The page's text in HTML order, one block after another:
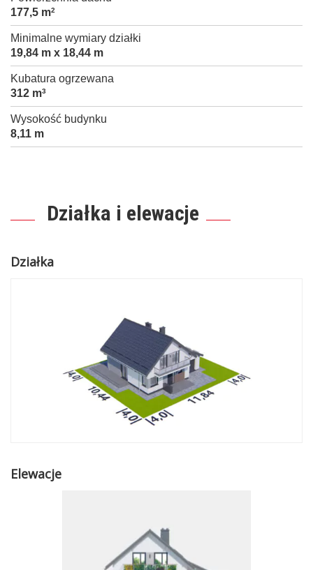
177,5 m2
Minimalne wymiary działki
19,84 m x 18,44 m
Kubatura ogrzewana
312 m3
Wysokość budynku
8,11 m
Działka i elewacje
Działka
Elewacje